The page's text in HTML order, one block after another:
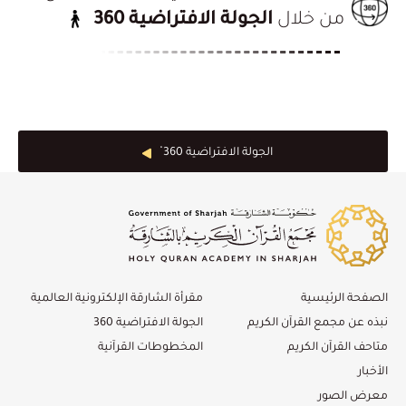
من خلال الجولة الافتراضية 360
الجولة الافتراضية 360 ْ
الصفحة الرئيسية
نبذه عن مجمع القرآن الكريم
متاحف القرآن الكريم
مقرأة الشارقة الإلكترونية العالمية
الجولة الافتراضية 360
المخطوطات القرآنية
الأخبار
معرض الصور